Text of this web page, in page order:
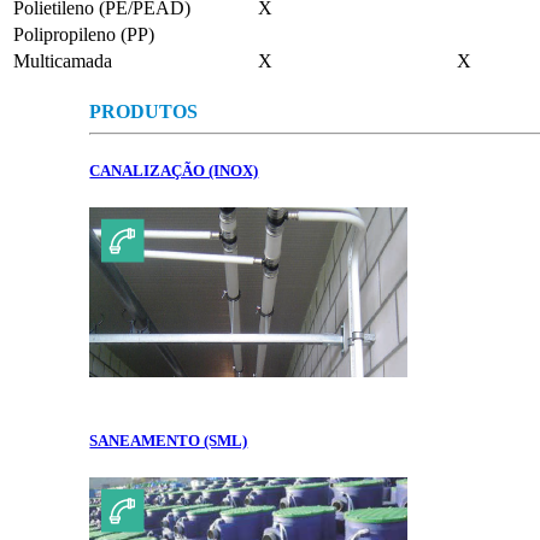
Polietileno (PE/PEAD)
X
Polipropileno (PP)
Multicamada
X X
PRODUTOS
CANALIZAÇÃO (INOX)
SANEAMENTO (SML)